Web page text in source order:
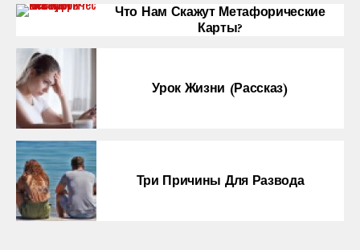
Что Нам Скажут Метафорические
Карты?
Урок Жизни (рассказ)
Три Причины Для Развода